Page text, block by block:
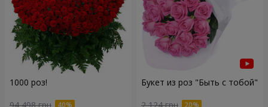
1000 роз! Букет из роз "Быть с тобой"